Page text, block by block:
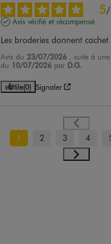
5/
Avis vérifié et récompensé
Les broderies donnent
Avis du 23/07/2026
, suite à
du 10/07/2026 par D.G.
Utile(0) Signaler
1 2 3 4